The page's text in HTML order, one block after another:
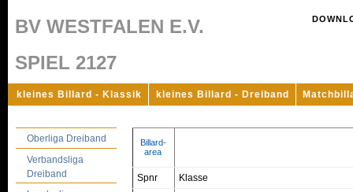
BV WESTFALEN E.V.
SPIEL 2127
kleines Billard - Klassik kleines Billard - Dreiband
Oberliga Dreiband
Verbandsliga
Dreiband
Billard-
area
Spnr Klasse